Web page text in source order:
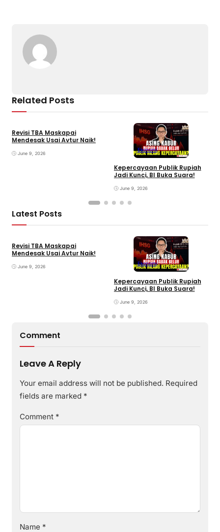
Related Posts
Revisi TBA Maskapai
Mendesak Usai Avtur Naik!
June 9, 2026
Ekonomi
Kepercayaan Publik Rupiah
Jadi Kunci, BI Buka Suara!
June 9, 2026
Latest Posts
Revisi TBA Maskapai
Mendesak Usai Avtur Naik!
June 9, 2026
Ekonomi
Kepercayaan Publik Rupiah
Jadi Kunci, BI Buka Suara!
June 9, 2026
Comment
Leave A Reply
Your email address will not be published. Required
fields are marked *
Comment *
Name *